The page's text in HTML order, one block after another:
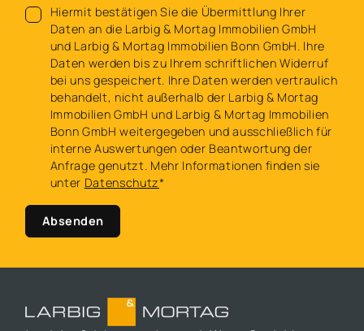
Hiermit bestätigen Sie die Übermittlung Ihrer
Daten an die Larbig & Mortag Immobilien GmbH
und Larbig & Mortag Immobilien Bonn GmbH. Ihre
Daten werden bis zu Ihrem schriftlichen Widerruf
bei uns gespeichert. Ihre Daten werden vertraulich
behandelt, nicht außerhalb der Larbig & Mortag
Immobilien GmbH und Larbig & Mortag Immobilien
Bonn GmbH weitergegeben und ausschließlich für
interne Auswertungen oder Beantwortung der
Anfrage genutzt. Mehr Informationen finden sie
unter Datenschutz*
Absenden